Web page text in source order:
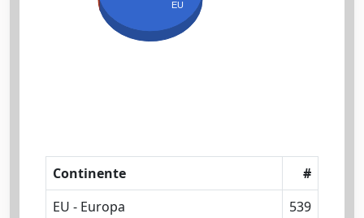
EU
Continente
#
EU - Europa
539